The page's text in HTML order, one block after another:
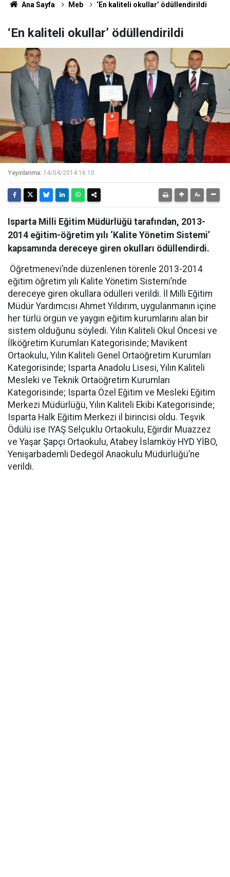
Ana Sayfa Meb ‘En kaliteli okullar’ ödüllendirildi
‘En kaliteli okullar’ ödüllendirildi
Yayınlanma: 14/04/2014 16:10
Isparta Milli Eğitim Müdürlüğü tarafından, 2013-
2014 eğitim-öğretim yılı ‘Kalite Yönetim Sistemi’
kapsamında dereceye giren okulları ödüllendirdi.
Öğretmenevi’nde düzenlenen törenle 2013-2014
eğitim öğretim yılı Kalite Yönetim Sistemi’nde
dereceye giren okullara ödülleri verildi. İl Milli Eğitim
Müdür Yardımcısı Ahmet Yıldırım, uygulanmanın içine
her türlü örgün ve yaygın eğitim kurumlarını alan bir
sistem olduğunu söyledi. Yılın Kaliteli Okul Öncesi ve
İlköğretim Kurumları Kategorisinde; Mavikent
Ortaokulu, Yılın Kaliteli Genel Ortaöğretim Kurumları
Kategorisinde; Isparta Anadolu Lisesi, Yılın Kaliteli
Mesleki ve Teknik Ortaöğretim Kurumları
Kategorisinde; Isparta Özel Eğitim ve Mesleki Eğitim
Merkezi Müdürlüğü, Yılın Kaliteli Ekibi Kategorisinde;
Isparta Halk Eğitim Merkezi il birincisi oldu. Teşvik
Ödülü ise IYAŞ Selçuklu Ortaokulu, Eğirdir Muazzez
ve Yaşar Şapçı Ortaokulu, Atabey İslamköy HYD YİBO,
Yenişarbademli Dedegöl Anaokulu Müdürlüğü’ne
verildi.